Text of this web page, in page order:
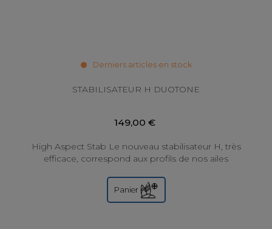
Derniers articles en stock
STABILISATEUR H DUOTONE
149,00 €
High Aspect Stab Le nouveau stabilisateur H, très
efficace, correspond aux profils de nos ailes
Panier